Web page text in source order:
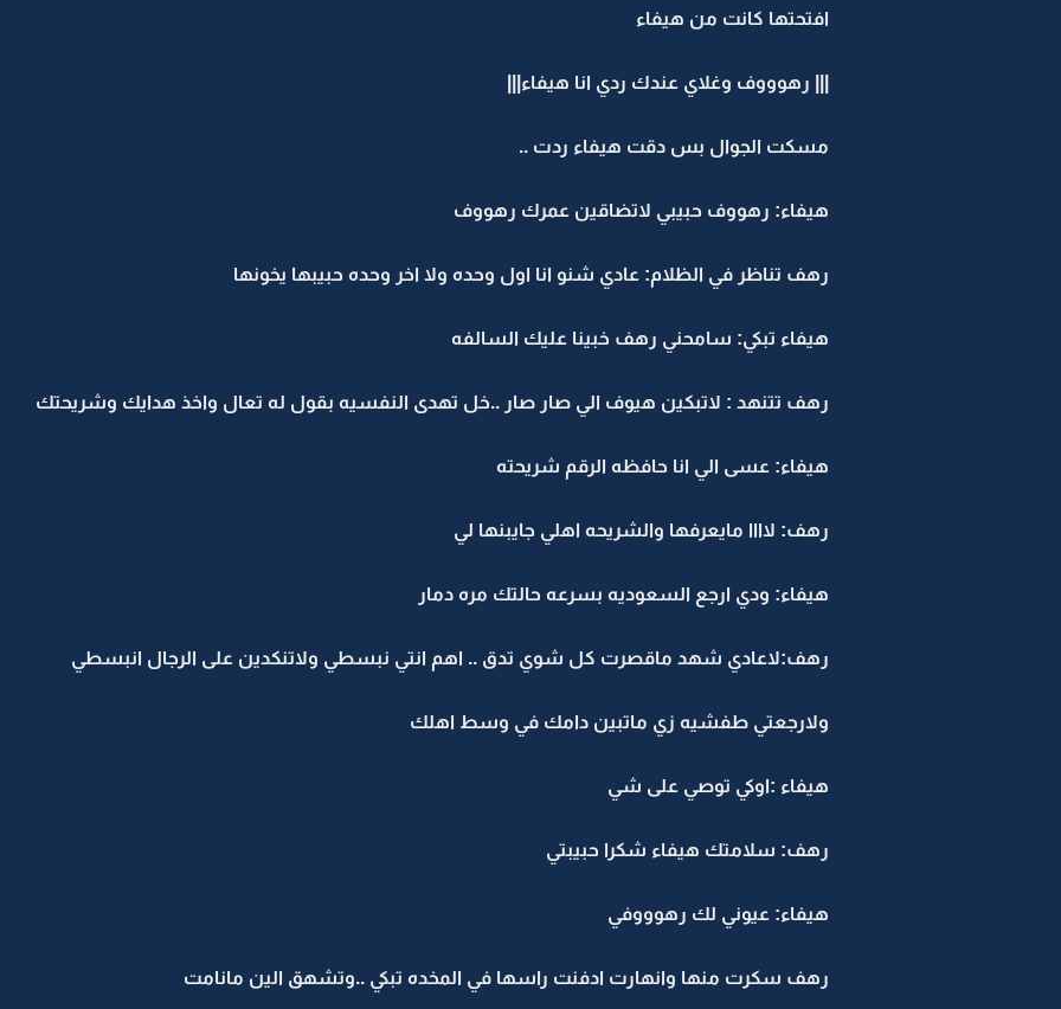
افتحتها كانت من هيفاء
||| رهوووف وغلاي عندك ردي انا هيفاء|||
مسكت الجوال بس دقت هيفاء ردت ..
هيفاء: رهووف حبيبي لاتضاقين عمرك رهووف
رهف تناظر في الظلام: عادي شنو انا اول وحده ولا اخر وحده حبيبها يخونها
هيفاء تبكي: سامحني رهف خبينا عليك السالفه
رهف تتنهد : لاتبكين هيوف الي صار صار ..خل تهدى النفسيه بقول له تعال واخذ هدايك وشريحتك
هيفاء: عسى الي انا حافظه الرقم شريحته
رهف: لاااا مايعرفها والشريحه اهلي جايبنها لي
هيفاء: ودي ارجع السعوديه بسرعه حالتك مره دمار
رهف:لاعادي شهد ماقصرت كل شوي تدق .. اهم انتي نبسطي ولاتنكدين على الرجال انبسطي
ولارجعتي طفشيه زي ماتبين دامك في وسط اهلك
هيفاء :اوكي توصي على شي
رهف: سلامتك هيفاء شكرا حبيبتي
هيفاء: عيوني لك رهوووفي
رهف سكرت منها وانهارت ادفنت راسها في المخده تبكي ..وتشهق الين مانامت